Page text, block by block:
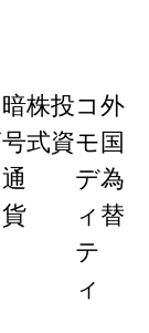
暗
号
通
貨
株
式
投
資
コ
モ
デ
ィ
テ
ィ
外
国
為
替
説
のように明ら